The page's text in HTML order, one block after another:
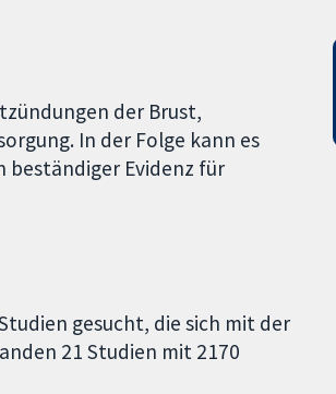
der Brust,
In der Folge kann es
beständiger Evidenz für
gesucht, die sich mit der
21 Studien mit 2170